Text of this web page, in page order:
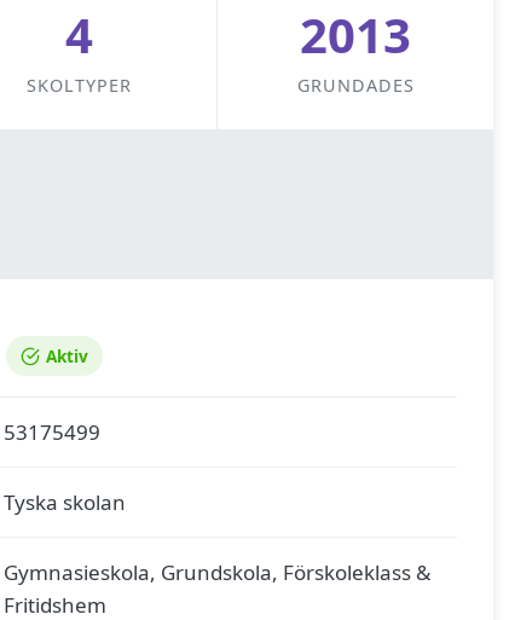
4
SKOLTYPER
2013
GRUNDADES
Aktiv
53175499
Tyska skolan
Gymnasieskola, Grundskola, Förskoleklass &
Fritidshem